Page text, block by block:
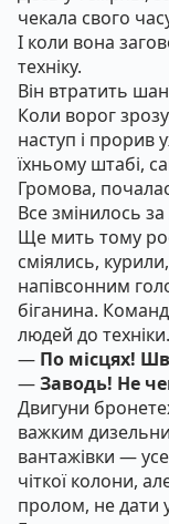
чекала свого
І коли вона
техніку.
Він втратить
Коли ворог
наступ і прорив
їхньому штабі,
Громова,
Все змінилось
Ще мить тому
сміялись,
напівсонним
біганина.
людей до техніки.
— По місцях!
—Заводь! Не
Двигуни
важким
вантажівки —
чіткої колони,
пролом, не дати